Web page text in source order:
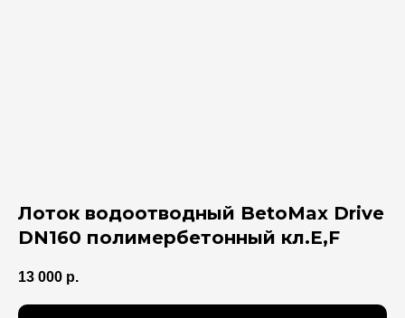
Лоток водоотводный BetoMax Drive
DN160 полимербетонный кл.E,F
13 000 р.